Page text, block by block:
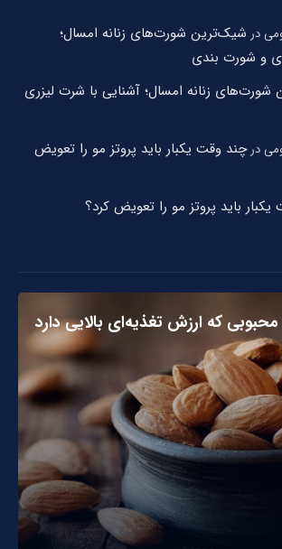
در شیک‌ترین شورت‌های زنانه امسال؛
و شورت بندی
زنانه امسال؛ آشنایی با شرت لیزری
درچند وقت یکبار باید پروتز مو را تعویض
باید پروتز مو را تعویض کرد؟
محبوبی که ارزش تغذیه‌ای بالایی دارد